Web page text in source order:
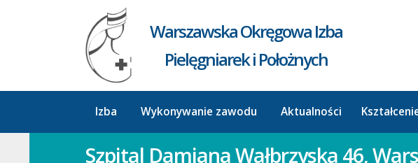
Warszawska Okręgowa Izba
Pielęgniarek i Położnych
Izba Wykonywanie zawodu Aktualności
Szpital Damiana Wałbrzyska 46,